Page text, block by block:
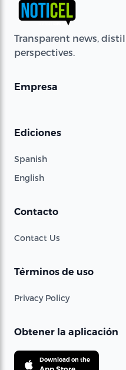
Transparent news,
perspectives.
Empresa
Ediciones
Spanish
English
Contacto
Contact Us
Términos de uso
Privacy Policy
Obtener la aplicación
Download on the